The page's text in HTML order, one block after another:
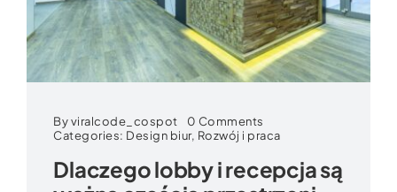
Byviralcode_cospot 0 Comments
Dlaczego
i
recepcja
Categories: Design biur, Rozwój i praca
Dlaczego lobby i recepcja są